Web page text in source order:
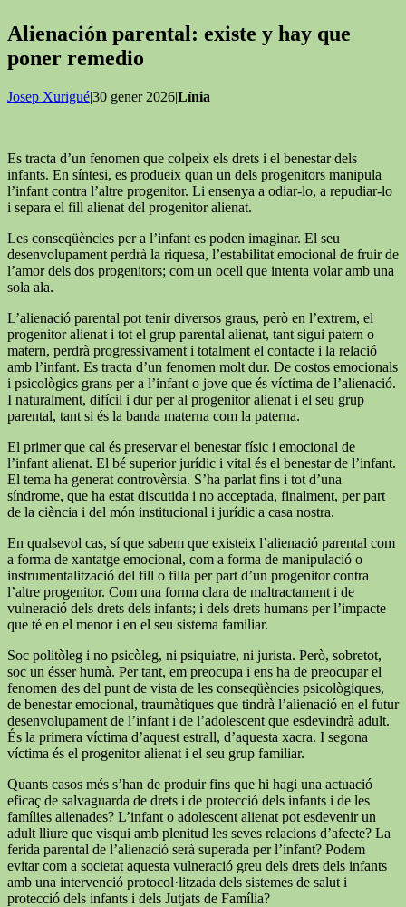
Alienación parental: existe y hay que
poner remedio
Josep Xurigué|30 gener 2026|Línia
Es tracta d’un fenomen que colpeix els drets i el benestar dels
infants. En síntesi, es produeix quan un dels progenitors manipula
l’infant contra l’altre progenitor. Li ensenya a odiar-lo, a repudiar-lo
i separa el fill alienat del progenitor alienat.
Les conseqüències per a l’infant es poden imaginar. El seu
desenvolupament perdrà la riquesa, l’estabilitat emocional de fruir de
l’amor dels dos progenitors; com un ocell que intenta volar amb una
sola ala.
L’alienació parental pot tenir diversos graus, però en l’extrem, el
progenitor alienat i tot el grup parental alienat, tant sigui patern o
matern, perdrà progressivament i totalment el contacte i la relació
amb l’infant. Es tracta d’un fenomen molt dur. De costos emocionals
i psicològics grans per a l’infant o jove que és víctima de l’alienació.
I naturalment, difícil i dur per al progenitor alienat i el seu grup
parental, tant si és la banda materna com la paterna.
El primer que cal és preservar el benestar físic i emocional de
l’infant alienat. El bé superior jurídic i vital és el benestar de l’infant.
El tema ha generat controvèrsia. S’ha parlat fins i tot d’una
síndrome, que ha estat discutida i no acceptada, finalment, per part
de la ciència i del món institucional i jurídic a casa nostra.
En qualsevol cas, sí que sabem que existeix l’alienació parental com
a forma de xantatge emocional, com a forma de manipulació o
instrumentalització del fill o filla per part d’un progenitor contra
l’altre progenitor. Com una forma clara de maltractament i de
vulneració dels drets dels infants; i dels drets humans per l’impacte
que té en el menor i en el seu sistema familiar.
Soc politòleg i no psicòleg, ni psiquiatre, ni jurista. Però, sobretot,
soc un ésser humà. Per tant, em preocupa i ens ha de preocupar el
fenomen des del punt de vista de les conseqüències psicològiques,
de benestar emocional, traumàtiques que tindrà l’alienació en el futur
desenvolupament de l’infant i de l’adolescent que esdevindrà adult.
És la primera víctima d’aquest estrall, d’aquesta xacra. I segona
víctima és el progenitor alienat i el seu grup familiar.
Quants casos més s’han de produir fins que hi hagi una actuació
eficaç de salvaguarda de drets i de protecció dels infants i de les
famílies alienades? L’infant o adolescent alienat pot esdevenir un
adult lliure que visqui amb plenitud les seves relacions d’afecte? La
ferida parental de l’alienació serà superada per l’infant? Podem
evitar com a societat aquesta vulneració greu dels drets dels infants
amb una intervenció protocol·litzada dels sistemes de salut i
protecció dels infants i dels Jutjats de Família?